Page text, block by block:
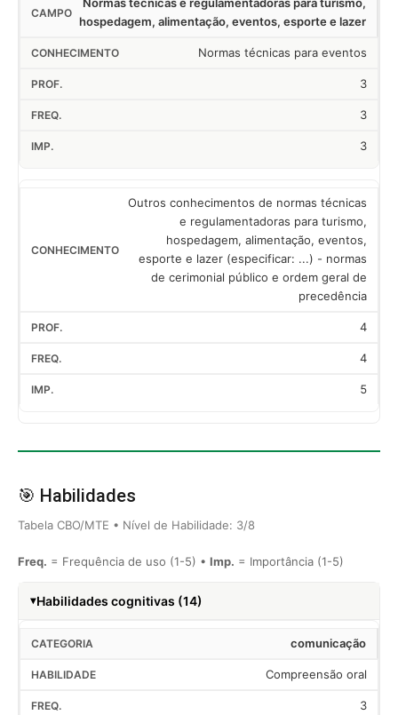
hospedagem, alimentação, eventos, esporte e lazer
Normas técnicas para eventos
3
3
3
Outros conhecimentos de normas técnicas
e regulamentadoras para turismo,
hospedagem, alimentação, eventos,
esporte e lazer (especificar: ...) - normas
de cerimonial público e ordem geral de
precedência
4
4
5
🎯 Habilidades
Tabela CBO/MTE • Nível de Habilidade: 3/8
Freq. = Frequência de uso (1-5) • Imp. = Importância (1-5)
Habilidades cognitivas (14)
comunicação
Compreensão oral
3